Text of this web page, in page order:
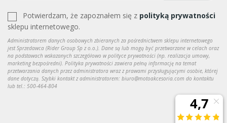
Potwierdzam, że zapoznałem się z polityką prywatności
sklepu internetowego.
Administratorem danych osobowych zbieranych za pośrednictwem sklepu internetowego
jest Sprzedawca (Rider Group Sp z o.o.). Dane są lub mogą być przetwarzane w celach oraz
na podstawach wskazanych szczegółowo w polityce prywatności (np. realizacja umowy,
marketing bezpośredni). Polityka prywatności zawiera pełną informację na temat
przetwarzania danych przez administratora wraz z prawami przysługującymi osobie, której
dane dotyczą. Szybki kontakt z administratorem: biuro@motoakcesoria.com do kontaktu
lub tel.: 500-464-804